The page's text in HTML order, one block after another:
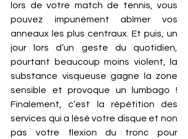
lors de votre match de tennis, vous
pouvez impunément abîmer vos
anneaux les plus centraux. Et puis, un
jour lors d’un geste du quotidien,
pourtant beaucoup moins violent, la
substance visqueuse gagne la zone
sensible et provoque un lumbago !
Finalement, c’est la répétition des
services qui a lésé votre disque et non
pas votre flexion du tronc pour